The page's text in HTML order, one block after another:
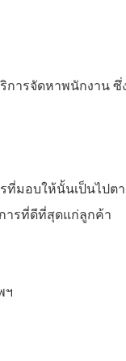
การจัดหาพนักงาน
รที่มอบให้นั้นเป็นไ
ารที่ดีที่สุดแก่ลูกค้า
ฯ